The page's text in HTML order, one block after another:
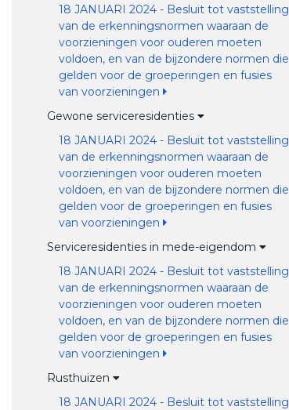
18 JANUARI 2024 - Besluit tot vaststelling
van de erkenningsnormen waaraan de
voorzieningen voor ouderen moeten
voldoen, en van de bijzondere normen die
gelden voor de groeperingen en fusies
van voorzieningen
Gewone serviceresidenties
18 JANUARI 2024 - Besluit tot vaststelling
van de erkenningsnormen waaraan de
voorzieningen voor ouderen moeten
voldoen, en van de bijzondere normen die
gelden voor de groeperingen en fusies
van voorzieningen
Serviceresidenties in mede-eigendom
18 JANUARI 2024 - Besluit tot vaststelling
van de erkenningsnormen waaraan de
voorzieningen voor ouderen moeten
voldoen, en van de bijzondere normen die
gelden voor de groeperingen en fusies
van voorzieningen
Rusthuizen
18 JANUARI 2024 - Besluit tot vaststelling